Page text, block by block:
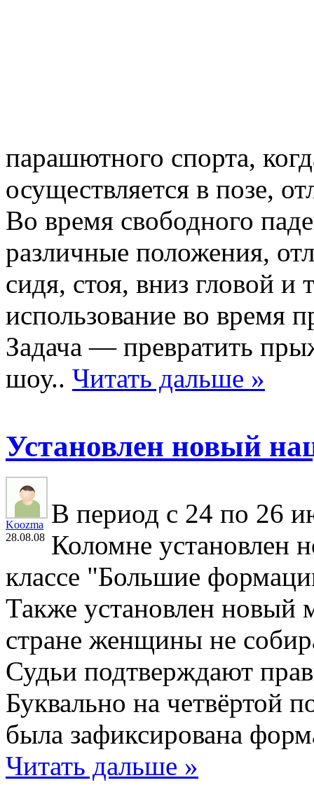
парашютного спорта,
осуществляется в позе,
Во время свободного
различные положения,
сидя, стоя, вниз гловой и
использование во время
Задача — превратить
шоу.. Читать дальше »
Установлен новый
Koozma
28.08.08
В период с 24 по 26
Коломне установлен
классе "Большие
Также установлен новый
стране женщины не
Судьи подтверждают
Буквально на четвёртой
была зафиксирована
Читать дальше »